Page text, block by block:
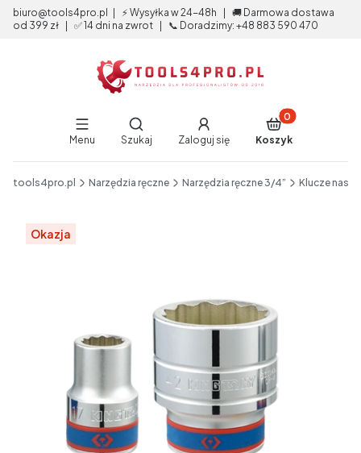
biuro@tools4pro.pl | ⚡ Wysyłka w 24-48h | 🚚 Darmowa dostawa
od 399 zł | ✅ 14 dni na zwrot | 📞 Doradzimy: +48 883 590 470
Menu
Otwórz wyszukiwarkę
Szukaj Zaloguj się
Produkty w
Koszyk
tools4pro.pl Narzędzia ręczne Narzędzia ręczne 3/4” Klucze
Etykiety
Okazja